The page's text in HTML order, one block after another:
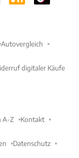
Autovergleich
digitaler Käufe
A-Z Kontakt
Datenschutz